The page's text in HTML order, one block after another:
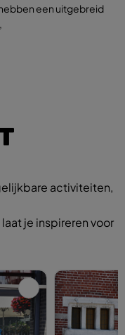
een uitgebreid
activiteiten,
je inspireren voor